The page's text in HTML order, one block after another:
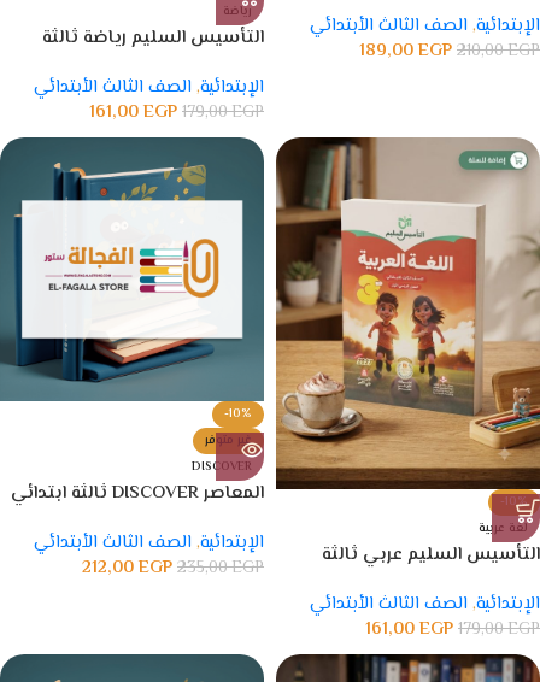
الإبتدائية, الصف الثالث الأبتدائي
210,00EGP
189,00EGP
رياضة
التأسيس السليم رياضة ثالثة
الإبتدائية, الصف الثالث الأبتدائي
179,00EGP
161,00EGP
-10%
لغة عربية
التأسيس السليم عربي ثالثة
الإبتدائية, الصف الثالث الأبتدائي
179,00EGP
161,00EGP
-10%
غير متوفر
DISCOVER
المعاصر DISCOVER ثالثة ابتدائي
الإبتدائية, الصف الثالث الأبتدائي
235,00EGP
212,00EGP